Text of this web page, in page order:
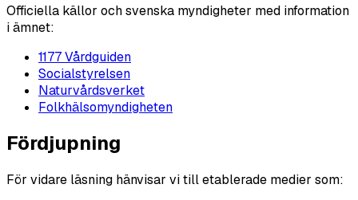
Officiella källor och svenska myndigheter med information
i ämnet:
1177 Vårdguiden
Socialstyrelsen
Naturvårdsverket
Folkhälsomyndigheten
Fördjupning
För vidare läsning hänvisar vi till etablerade medier som: